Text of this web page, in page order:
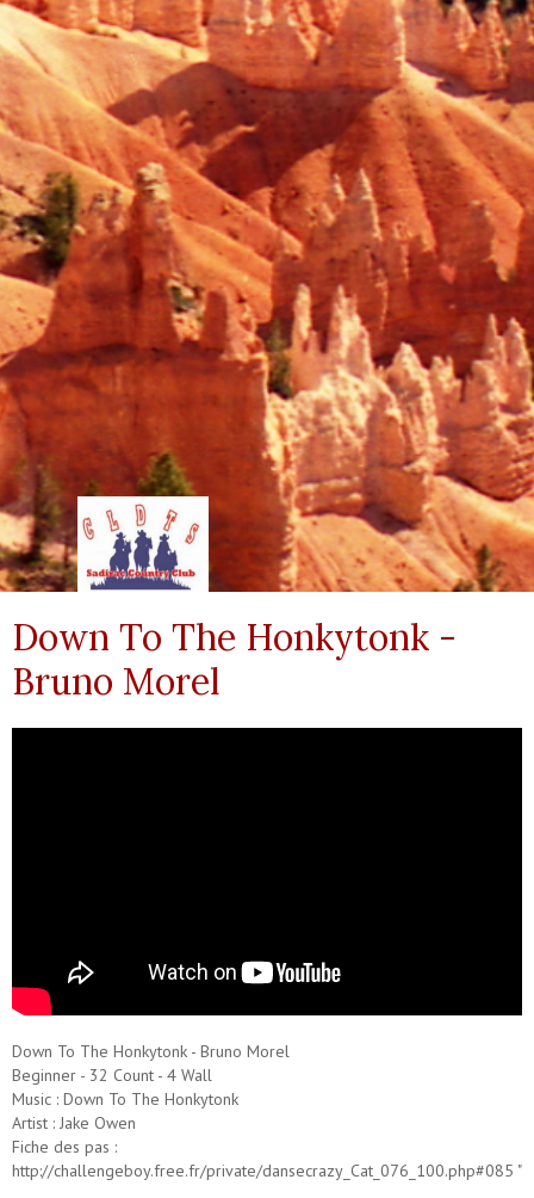
Down To The Honkytonk -
Bruno Morel
Down To The Honkytonk - Bruno Morel
Beginner - 32 Count - 4 Wall
Music : Down To The Honkytonk
Artist : Jake Owen
Fiche des pas :
http://challengeboy.free.fr/private/dansecrazy_Cat_076_100.php#085 "